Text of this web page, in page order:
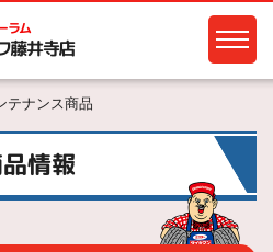
ラム
藤井寺店
テナンス商品
情報